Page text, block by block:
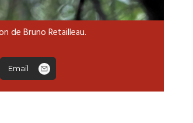
de Bruno Retailleau.
Email